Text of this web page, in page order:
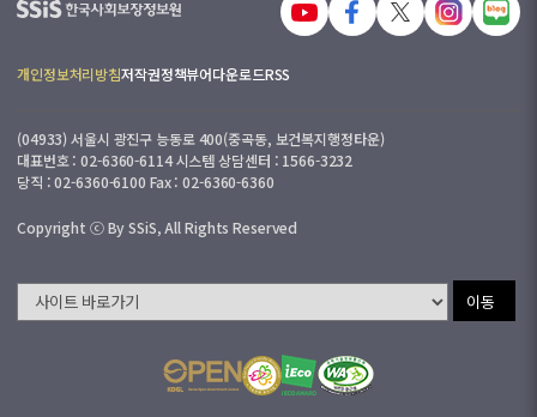
개인정보처리방침저작권정책뷰어다운로드RSS
(04933) 서울시 광진구 능동로 400(중곡동, 보건복지행정타운)
대표번호 : 02-6360-6114 시스템 상담센터 : 1566-3232
당직 : 02-6360-6100 Fax : 02-6360-6360
Copyright ⓒ By SSiS, All Rights Reserved
이동